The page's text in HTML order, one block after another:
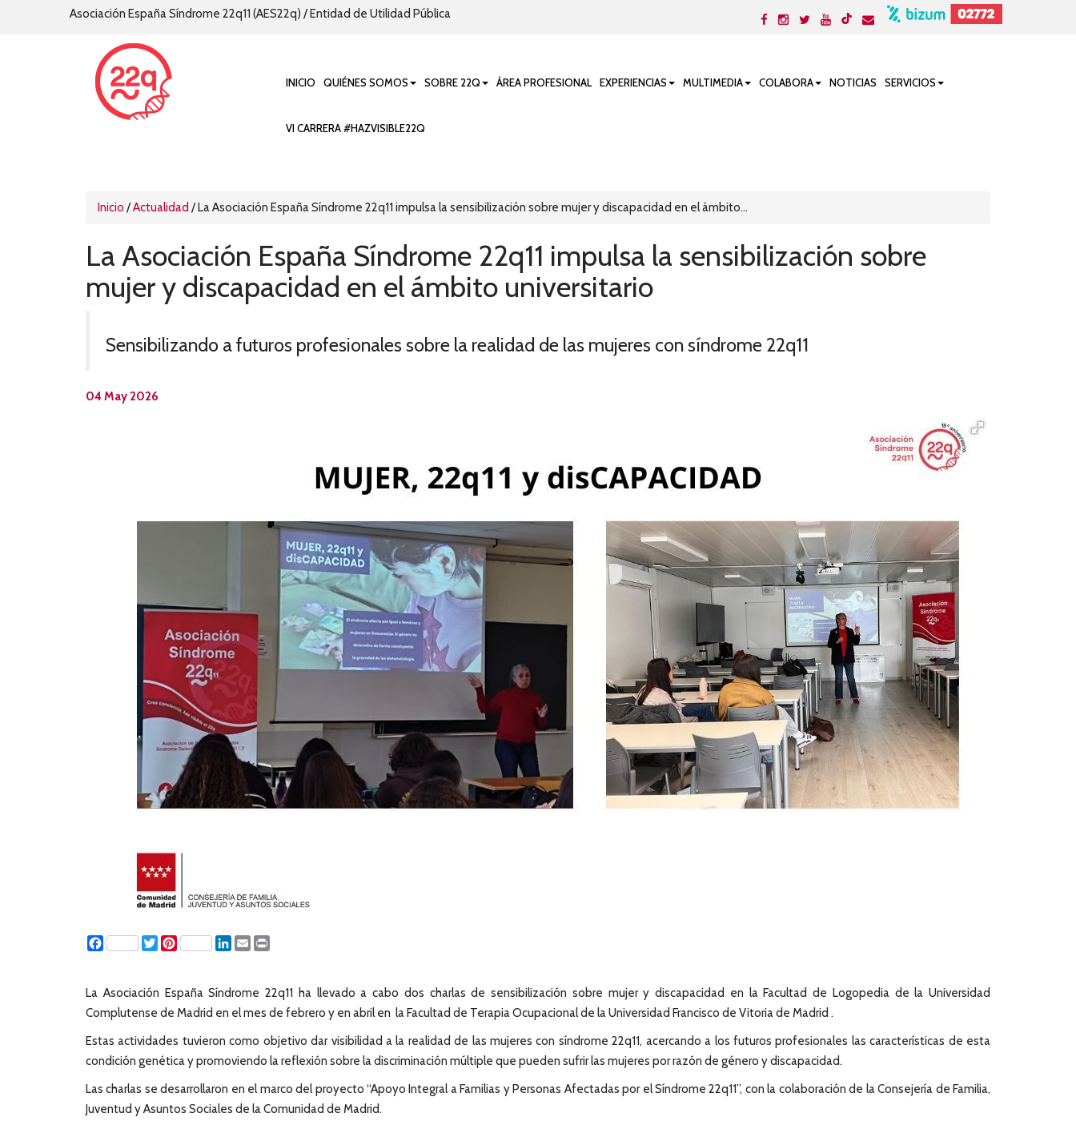
Asociación España Síndrome 22q11 (AES22q) / Entidad de Utilidad Pública
INICIO QUIÉNES SOMOS SOBRE 22Q ÁREA PROFESIONAL EXPERIENCIAS MULTIMEDIA COLABORA NOTICIAS SERVICIOS
VI CARRERA #HAZVISIBLE22Q
Inicio /Actualidad /La Asociación España Síndrome 22q11 impulsa la sensibilización sobre mujer y discapacidad en el ámbito...
La Asociación España Síndrome 22q11 impulsa la sensibilización sobre
mujer y discapacidad en el ámbito universitario
Sensibilizando a futuros profesionales sobre la realidad de las mujeres con síndrome 22q11
04 May 2026
Facebook TwitterPinterest LinkedIn
Email
La Asociación España Síndrome 22q11 ha llevado a cabo dos charlas de sensibilización sobre mujer y discapacidad en la Facultad de Logopedia de la Universidad
Complutense de Madrid en el mes de febrero y en abril en la Facultad de Terapia Ocupacional de la Universidad Francisco de Vitoria de Madrid .
Estas actividades tuvieron como objetivo dar visibilidad a la realidad de las mujeres con síndrome 22q11, acercando a los futuros profesionales las características de esta
condición genética y promoviendo la reflexión sobre la discriminación múltiple que pueden sufrir las mujeres por razón de género y discapacidad.
Las charlas se desarrollaron en el marco del proyecto “Apoyo Integral a Familias y Personas Afectadas por el Síndrome 22q11”, con la colaboración de la Consejería de Familia,
Juventud y Asuntos Sociales de la Comunidad de Madrid.